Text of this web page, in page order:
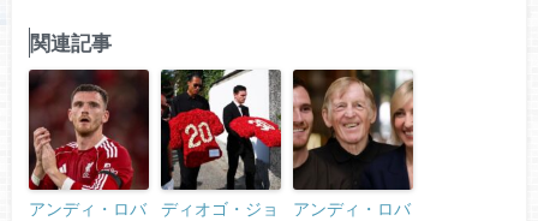
関連記事
アンディ・ロバ
ディオゴ・ジョ
アンディ・ロバ